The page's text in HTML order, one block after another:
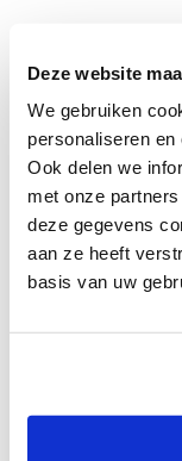
Deze website
We gebruiken
personaliseren
Ook delen we
met onze
deze gegevens
aan ze heeft
basis van uw
Monday
Tuesday
Wednesday
Thursday
Friday
Make an